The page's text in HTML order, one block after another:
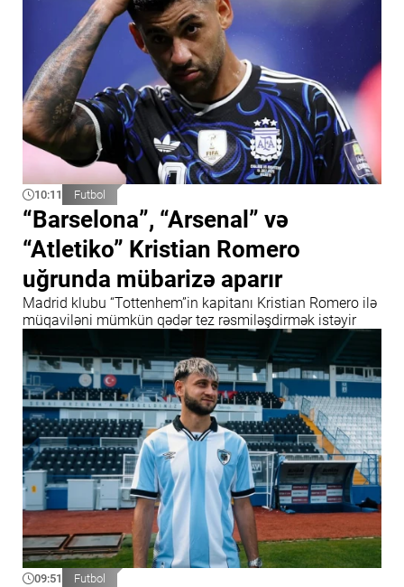
10:11 Futbol
“Barselona”, “Arsenal” və
“Atletiko” Kristian Romero
uğrunda mübarizə aparır
Madrid klubu “Tottenhem”in kapitanı Kristian Romero ilə
müqaviləni mümkün qədər tez rəsmiləşdirmək istəyir
09:51 Futbol